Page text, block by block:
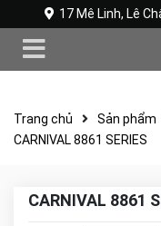
17 Mê Linh, Lê
Trang chủ Sản phẩm
CARNIVAL 8861 SERIES
CARNIVAL 8861